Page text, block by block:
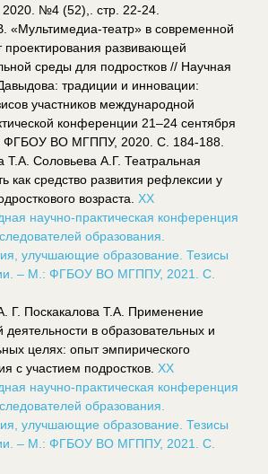
2020. №4 (52),. стр. 22-24.
«Мультимедиа-театр» в современной
проектирования развивающей
среды для подростков // Научная
традиции и инновации:
участников международной
конференции 21–24 сентября
ФГБОУ ВО МГППУ, 2020. С. 184-188.
Т.А. Соловьева А.Г. Театральная
как средство развития рефлексии у
возраста. ХX
научно-практическая конференция
образования.
улучшающие образование. Тезисы
– М.: ФГБОУ ВО МГППУ, 2021. С.
Г. Поскакалова Т.А. Применение
деятельности в образовательных и
целях: опыт эмпирического
с участием подростков. ХX
научно-практическая конференция
образования.
улучшающие образование. Тезисы
– М.: ФГБОУ ВО МГППУ, 2021. С.